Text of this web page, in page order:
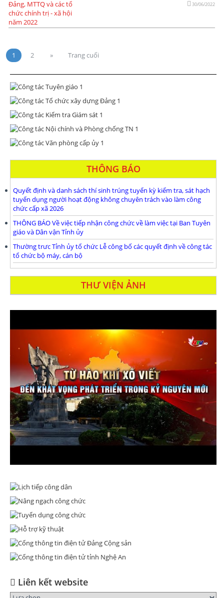
30/06/2022
1 2 » Trang cuối
THÔNG BÁO
Quyết định và danh sách thí sinh trúng tuyển kỳ kiểm tra, sát hạch
tuyển dụng người hoạt động không chuyên trách vào làm công
chức cấp xã 2026
THÔNG BÁO Về việc tiếp nhận công chức về làm việc tại Ban Tuyên
giáo và Dân vận Tỉnh ủy
Thường trưc Tỉnh ủy tổ chức Lễ công bố các quyết định về công tác
tổ chức bộ máy, cán bộ
THƯ VIỆN ẢNH
Liên kết website